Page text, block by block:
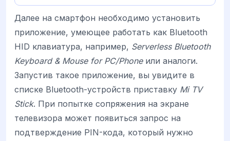
Далее на смартфон необходимо установить
приложение, умеющее работать как Bluetooth
HID клавиатура, например, Serverless Bluetooth
Keyboard & Mouse for PC/Phoneили аналоги.
Запустив такое приложение, вы увидите в
списке Bluetooth-устройств приставку Mi TV
Stick. При попытке сопряжения на экране
телевизора может появиться запрос на
подтверждение PIN-кода, который нужно